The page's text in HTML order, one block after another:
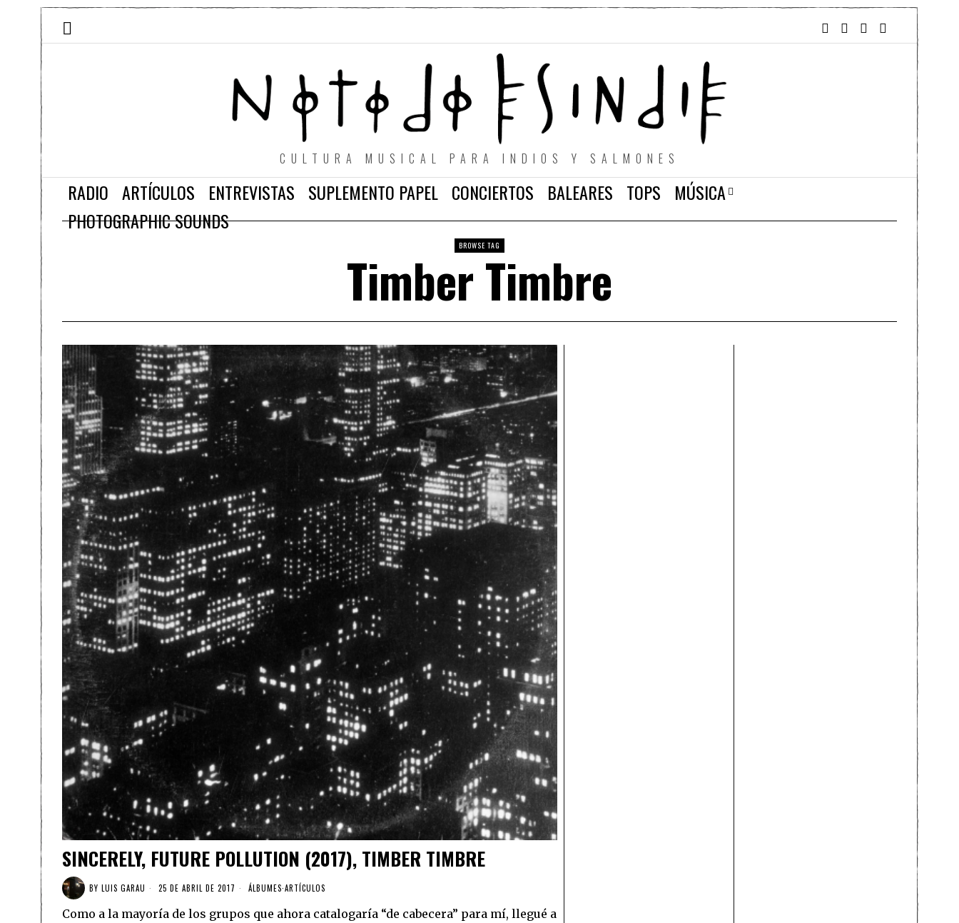
CULTURA MUSICAL PARA INDIOS Y SALMONES
RADIO ARTÍCULOS ENTREVISTAS SUPLEMENTO PAPEL CONCIERTOS BALEARES TOPS
MÚSICA
PHOTOGRAPHIC SOUNDS
BROWSE TAG
Timber Timbre
SINCERELY, FUTURE POLLUTION (2017), TIMBER TIMBRE
BY LUIS GARAU 25 DE ABRIL DE 2017 ÁLBUMES·ARTÍCULOS
Como a la mayoría de los grupos que ahora catalogaría “de cabecera” para mí, llegué a